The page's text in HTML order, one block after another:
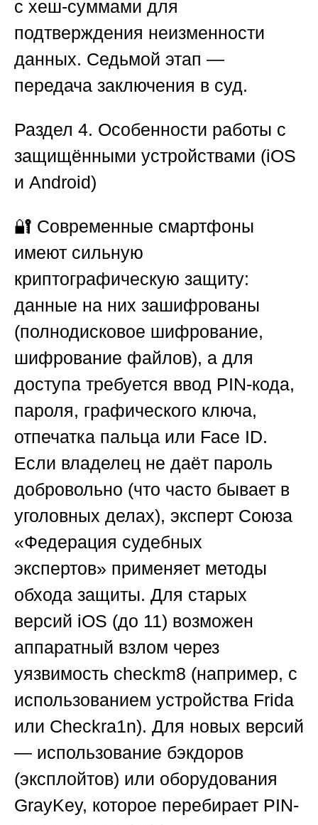
с хеш-суммами для
подтверждения неизменности
данных. Седьмой этап —
передача заключения в суд.
Раздел 4. Особенности работы с
защищёнными устройствами (iOS
и Android)
🔐 Современные смартфоны
имеют сильную
криптографическую защиту:
данные на них зашифрованы
(полнодисковое шифрование,
шифрование файлов), а для
доступа требуется ввод PIN-кода,
пароля, графического ключа,
отпечатка пальца или Face ID.
Если владелец не даёт пароль
добровольно (что часто бывает в
уголовных делах), эксперт Союза
«Федерация судебных
экспертов» применяет методы
обхода защиты. Для старых
версий iOS (до 11) возможен
аппаратный взлом через
уязвимость checkm8 (например, с
использованием устройства Frida
или Checkra1n). Для новых версий
— использование бэкдоров
(эксплойтов) или оборудования
GrayKey, которое перебирает PIN-